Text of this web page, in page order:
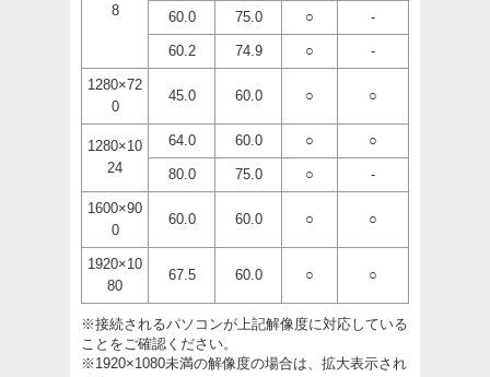
8
60.0 75.0 ○ -
60.2 74.9 ○ -
1280×72
0
45.0 60.0 ○ ○
1280×10
24
64.0 60.0 ○ ○
80.0 75.0 ○ -
1600×90
0
60.0 60.0 ○ ○
1920×10
80
67.5 60.0 ○ ○
※接続されるパソコンが上記解像度に対応している
ことをご確認ください。
※1920×1080未満の解像度の場合は、拡大表示され